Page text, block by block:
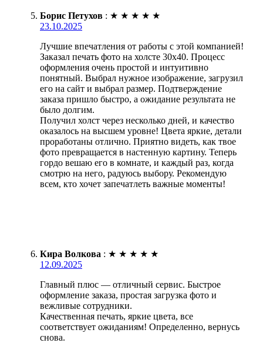
Борис Петухов : ★ ★ ★ ★ ★
23.10.2025
Лучшие впечатления от работы с этой компанией!
Заказал печать фото на холсте 30х40. Процесс
оформления очень простой и интуитивно
понятный. Выбрал нужное изображение, загрузил
его на сайт и выбрал размер. Подтверждение
заказа пришло быстро, а ожидание результата не
было долгим.
Получил холст через несколько дней, и качество
оказалось на высшем уровне! Цвета яркие, детали
проработаны отлично. Приятно видеть, как твое
фото превращается в настенную картину. Теперь
гордо вешаю его в комнате, и каждый раз, когда
смотрю на него, радуюсь выбору. Рекомендую
всем, кто хочет запечатлеть важные моменты!
Кира Волкова : ★ ★ ★ ★ ★
12.09.2025
Главный плюс — отличный сервис. Быстрое
оформление заказа, простая загрузка фото и
вежливые сотрудники.
Качественная печать, яркие цвета, все
соответствует ожиданиям! Определенно, вернусь
снова.